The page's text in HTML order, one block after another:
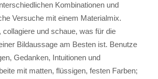
Kombinationen und
Versuche mit einem Materialmix.
collagiere und schaue, was für die
Bildaussage am Besten ist. Benutze
Gedanken, Intuitionen und
mit matten, flüssigen, festen Farben;